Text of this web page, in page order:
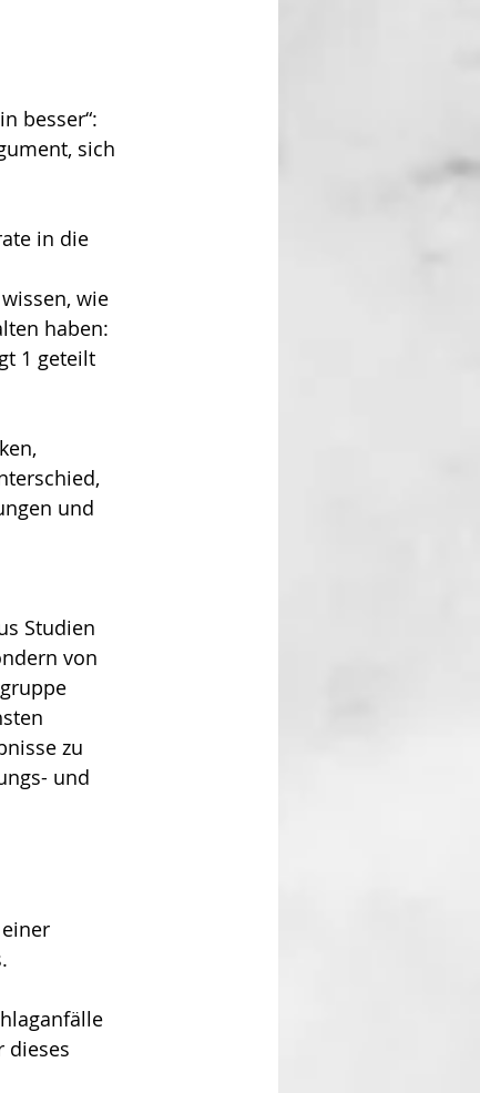
besser“:
sich
in die
wie
haben:
1 geteilt
und
Studien
von
zu
und
dieses